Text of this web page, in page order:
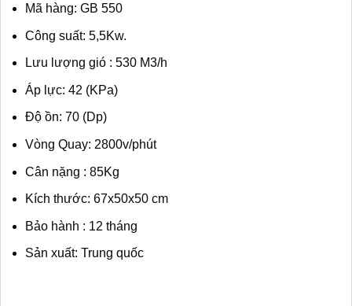
Mã hàng: GB 550
Công suất: 5,5Kw.
Lưu lượng gió : 530 M3/h
Áp lực: 42 (KPa)
Độ ồn: 70 (Dp)
Vòng Quay: 2800v/phút
Cân nặng : 85Kg
Kích thước: 67x50x50 cm
Bảo hành : 12 tháng
Sản xuất: Trung quốc